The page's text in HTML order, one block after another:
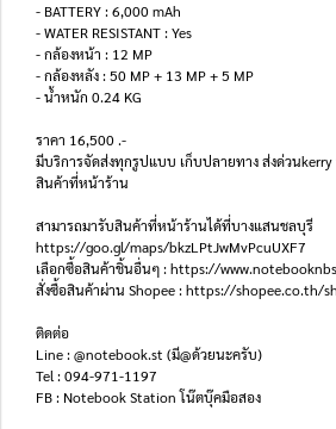
- BATTERY : 6,000 mAh
- WATER RESISTANT : Yes
- กล้องหน้า : 12 MP
- กล้องหลัง : 50 MP + 13 MP + 5 MP
- น้ำหนัก 0.24 KG
ราคา 16,500 .-
มีบริการจัดส่งทุกรูปแบบ เก็บปลายทาง ส่งด่วน
สินค้าที่หน้าร้าน
สามารถมารับสินค้าที่หน้าร้านได้ที่บางแสนชลบุรี
https://goo.gl/maps/bkzLPtJwMvPcuUXF7
เลือกซื้อสินค้าชิ้นอื่นๆ : https://
สั่งซื้อสินค้าผ่าน Shopee : https://shopee.co.th/
ติดต่อ
Line : @notebook.st (มี@ด้วยนะครับ)
Tel : 094-971-1197
FB : Notebook Station โน๊ตบุ๊คมือสอง